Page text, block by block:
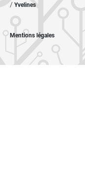
/ Yvelines
Mentions légales